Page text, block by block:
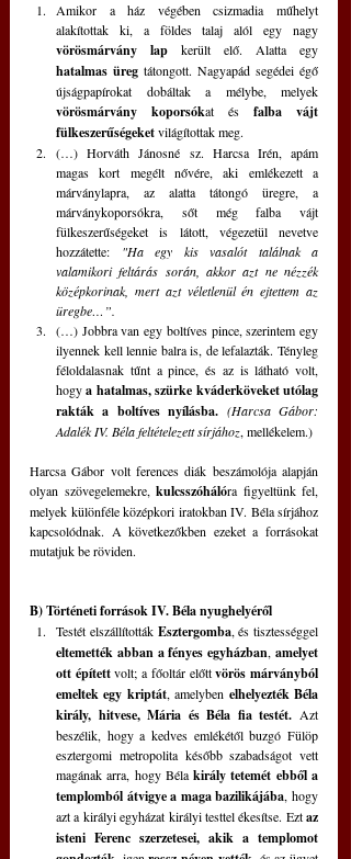
Amikor a ház végében csizmadia műhelyt
vörösmárvány lap
hatalmas üreg tátongott. Nagyapád segédei égő
vörösmárvány koporsókat és falba vájt
fülkeszerűségeket világítottak meg.
(…) Horváth Jánosné sz. Harcsa Irén, apám
magas kort megélt nővére, aki emlékezett a
márványlapra, az alatta tátongó üregre, a
márványkoporsókra, sőt még falba vájt
fülkeszerűségeket is látott, végezetül nevetve
hozzátette: "Ha egy kis vasalót találnak a
valamikori feltárás során, akkor azt ne nézzék
középkorinak, mert azt véletlenül én ejtettem az
üregbe…”.
(…) Jobbra van egy boltíves pince, szerintem egy
ilyennek kell lennie balra is, de lefalazták. Tényleg
féloldalasnak tűnt a pince, és az is látható volt,
hogy a hatalmas, szürke kváderköveket utólag
rakták a boltíves nyílásba. (Harcsa Gábor:
Adalék IV. Béla feltételezett sírjához, mellékelem.)
Harcsa Gábor volt ferences diák beszámolója alapján
olyan szövegelemekre, kulcsszóhálóra figyeltünk fel,
melyek különféle középkori iratokban IV. Béla sírjához
kapcsolódnak. A következőkben ezeket a forrásokat
mutatjuk be röviden.
B) Történeti források IV. Béla nyughelyéről
Testét elszállították Esztergomba
eltemették abban a fényes egyházban, amelyet
ott épített volt; a főoltár előtt vörös márványból
emeltek egy kriptát, amelyben elhelyezték Béla
király, hitvese, Mária és Béla fia testét. Azt
beszélik, hogy a kedves emlékétől buzgó Fülöp
esztergomi metropolita később szabadságot vett
magának arra, hogy Béla király tetemét ebből a
templomból átvigye a maga bazilikájába, hogy
azt a királyi egyházat királyi testtel ékesítse. Ezt az
isteni Ferenc szerzetesei, akik a templomot